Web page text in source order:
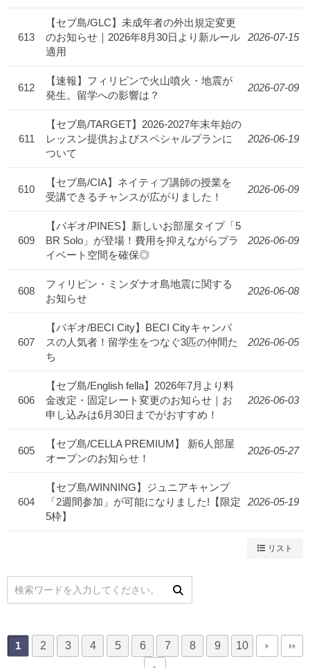
613
【セブ島/GLC】未成年者の外出規定変更
のお知らせ｜2026年8月30日より新ルール
適用
2026-07-15
612
【速報】フィリピンで火山噴火・地震が
発生。留学への影響は？
2026-07-09
611
【セブ島/TARGET】2026-2027年末年始の
レッスン提供およびスペシャルプランに
ついて
2026-06-19
610
【セブ島/CIA】ネイティブ講師の授業を
受講できるチャンスが広がりました！
2026-06-09
609
【バギオ/PINES】新しいお部屋タイプ「5
BR Solo」が登場！費用を抑えながらプラ
イベート空間を確保◎
2026-06-09
608
フィリピン・ミンダナオ島地震に関する
お知らせ
2026-06-08
607
【バギオ/BECI City】BECI Cityキャンパ
スの人気者！留学生をつなぐ3匹の仲間た
ち
2026-06-05
606
【セブ島/English fella】2026年7月より料
金改定・固定レート変更のお知らせ｜お
申し込みは6月30日までがおすすめ！
2026-06-03
605
【セブ島/CELLA PREMIUM】 新6人部屋
オープンのお知らせ！
2026-05-27
604
【セブ島/WINNING】ジュニアキャンプ
「2週間参加」が可能になりました!【限定
5枠】
2026-05-19
リスト
1 2 3 4 5 6 7 8 9 10